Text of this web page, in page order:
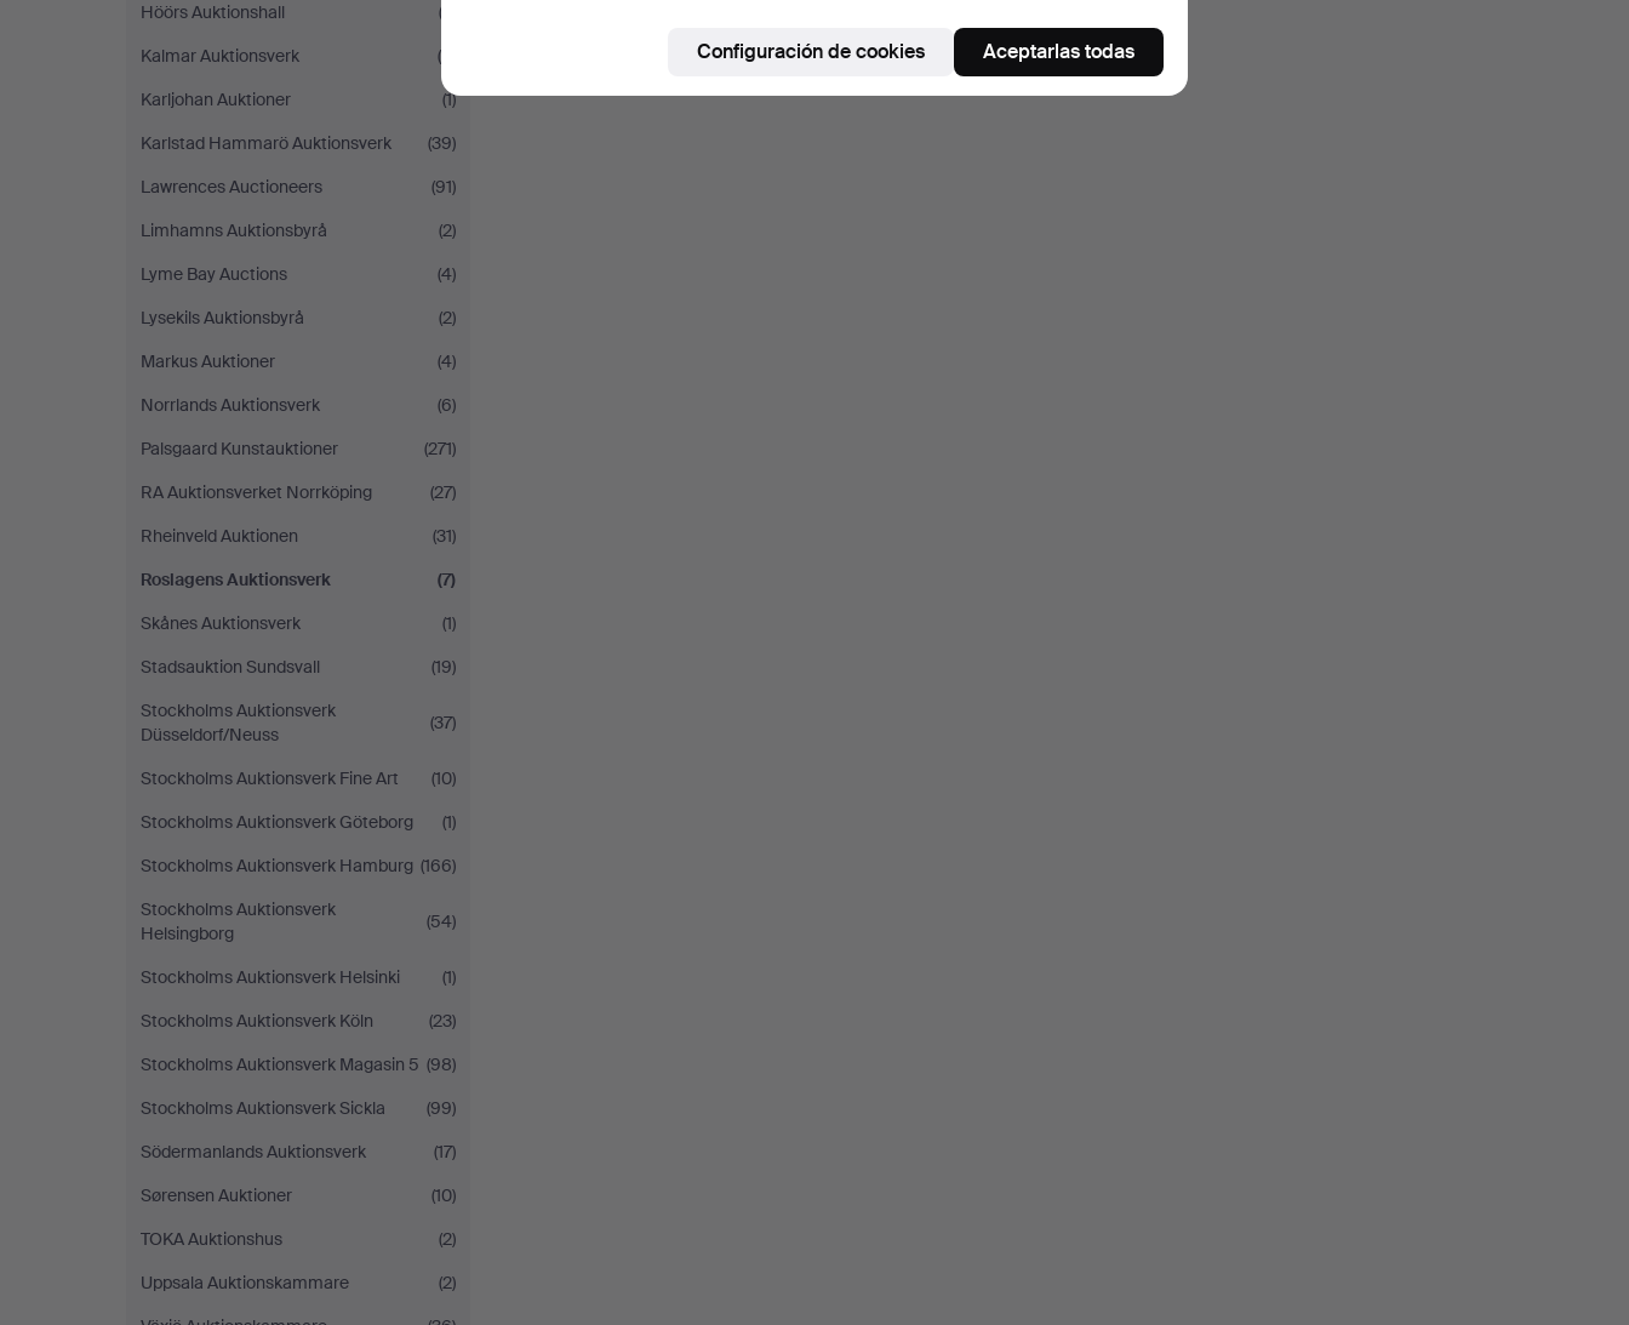
Höörs Auktionshall
(2)
Kalmar Auktionsverk
(9)
Karljohan Auktioner
(1)
Karlstad Hammarö Auktionsverk
(39)
Lawrences Auctioneers
(91)
Limhamns Auktionsbyrå
(2)
Lyme Bay Auctions
(4)
Lysekils Auktionsbyrå
(2)
Markus Auktioner
(4)
Norrlands Auktionsverk
(6)
Palsgaard Kunstauktioner
(271)
RA Auktionsverket Norrköping
(27)
Rheinveld Auktionen
(31)
Roslagens Auktionsverk
(7)
Skånes Auktionsverk
(1)
Stadsauktion Sundsvall
(19)
Stockholms Auktionsverk
Düsseldorf/Neuss
(37)
Stockholms Auktionsverk Fine Art
(10)
Stockholms Auktionsverk Göteborg
(1)
Stockholms Auktionsverk Hamburg (166)
Stockholms Auktionsverk
Helsingborg
(54)
Stockholms Auktionsverk Helsinki
(1)
Stockholms Auktionsverk Köln
(23)
Stockholms Auktionsverk Magasin 5 (98)
Stockholms Auktionsverk Sickla
(99)
Södermanlands Auktionsverk
(17)
Sørensen Auktioner
(10)
TOKA Auktionshus
(2)
Uppsala Auktionskammare
(2)
Configuración de cookies Aceptarlas todas